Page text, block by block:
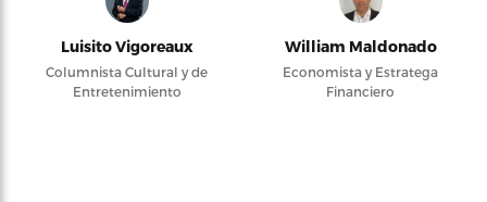
Luisito Vigoreaux
Columnista Cultural y de
Entretenimiento
William Maldonado
Economista y Estratega
Financiero